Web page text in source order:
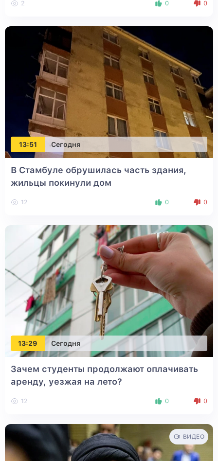
2 0 0
13:51 Сегодня
В Стамбуле обрушилась часть здания,
жильцы покинули дом
12 0 0
13:29 Сегодня
Зачем студенты продолжают оплачивать
аренду, уезжая на лето?
12 0 0
ВИДЕО